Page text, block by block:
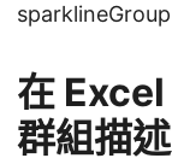
sparklineGroup
在
群組描述